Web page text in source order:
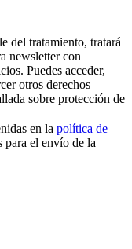
del tratamiento, tratará
newsletter con
Puedes acceder,
otros derechos
sobre protección de
en la política de
para el envío de la